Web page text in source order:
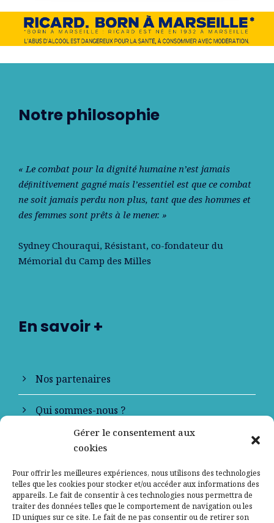
Gérer le consentement aux
cookies
Pour offrir les meilleures expériences, nous utilisons des technologies
telles que les cookies pour stocker et/ou accéder aux informations des
appareils. Le fait de consentir à ces technologies nous permettra de
traiter des données telles que le comportement de navigation ou les
ID uniques sur ce site. Le fait de ne pas consentir ou de retirer son
Notre philosophie
« Le combat pour la dignité humaine n’est jamais
déﬁnitivement gagné mais l’essentiel est que ce combat
ne soit jamais perdu non plus, tant que des hommes et
des femmes sont prêts à le mener. »
Sydney Chouraqui, Résistant, co-fondateur du
Mémorial du Camp des Milles
En savoir +
Nos partenaires
Qui sommes-nous ?
Contactez-nous
Mentions légales
Politique de confidentialité